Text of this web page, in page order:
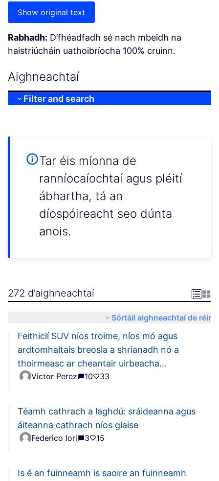
Show original text
Rabhadh: D’fhéadfadh sé nach mbeidh na
haistriúcháin uathoibríocha 100% cruinn.
Aighneachtaí
Filter and search
Tar éis míonna de
ranníocaíochtaí agus pléití
ábhartha, tá an
díospóireacht seo dúnta
anois.
272 d’aighneachtaí
Sórtáil aighneachtaí de réir
Feithiclí SUV níos troime, níos mó agus
ardtomhaltais breosla a shrianadh nó a
thoirmeasc ar cheantair uirbeacha
dhlúthdhaonra
Victor Perez 10 33
Téamh cathrach a laghdú: sráideanna agus
áiteanna cathrach níos glaise
Federico Iori 3 15
Is é an fuinneamh is saoire an fuinneamh